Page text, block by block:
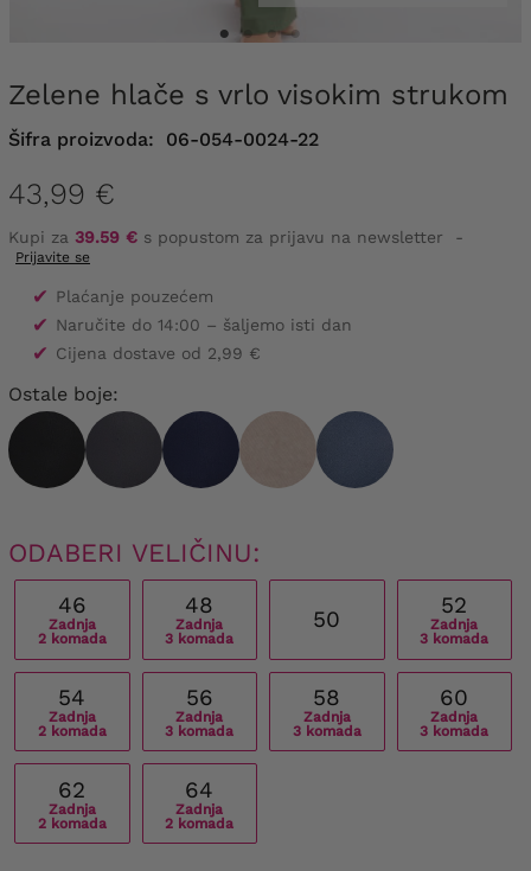
Zelene hlače s vrlo visokim strukom
Šifra proizvoda: 06-054-0024-22
43,99 €
Kupi za 39.59 € s popustom za prijavu na newsletter -
Prijavite se
✔ Plaćanje pouzećem
✔ Naručite do 14:00 – šaljemo isti dan
✔ Cijena dostave od 2,99 €
Ostale boje:
ODABERI VELIČINU:
46
Zadnja
2 komada
48
Zadnja
3 komada
50
52
Zadnja
3 komada
54
Zadnja
2 komada
56
Zadnja
3 komada
58
Zadnja
3 komada
60
Zadnja
3 komada
62
Zadnja
2 komada
64
Zadnja
2 komada